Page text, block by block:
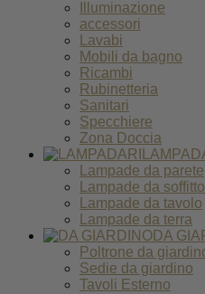
Illuminazione
accessori
Lavabi
Mobili da bagno
Ricambi
Rubinetteria
Sanitari
Specchiere
Zona Doccia
Lampade da parete
Lampade da soffitto
Lampade da tavolo
Lampade da terra
DA
Poltrone da
Sedie da giardino
Tavoli Esterno